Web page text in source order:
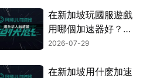
在新加坡玩國服遊戲
用哪個加速器好？遊
戲網絡優化全攻略！
2026-07-29
在新加坡用什麽加速